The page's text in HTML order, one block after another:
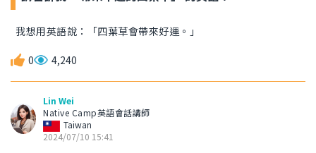
我想用英語說：「四葉草會帶來好運。」
0 4,240
Lin Wei
Native Camp英語會話講師
Taiwan
2024/07/10 15:41